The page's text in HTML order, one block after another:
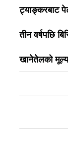
ट्याङ्करबाट
तीन वर्षपछि
खानेतेलको